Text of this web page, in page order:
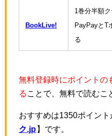
BookLive!
1巻分半額ク
PayPayとT
る
無料登録時にポイントの
る ことで、無料で読むこ
おすすめは1350ポイン
ク.jp 】です。